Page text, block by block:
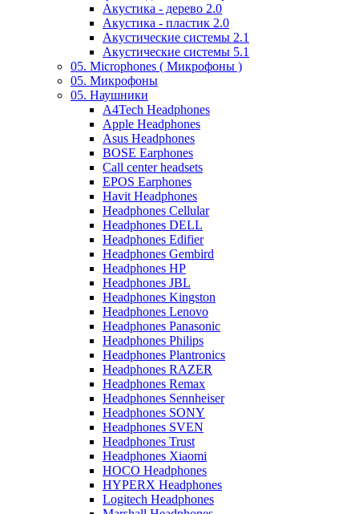
Акустика - дерево 2.0
Акустика - пластик 2.0
Акустические системы 2.1
Акустические системы 5.1
05. Microphones ( Микрофоны )
05. Микрофоны
05. Наушники
A4Tech Headphones
Apple Headphones
Asus Headphones
BOSE Earphones
Call center headsets
EPOS Earphones
Havit Headphones
Headphones Cellular
Headphones DELL
Headphones Edifier
Headphones Gembird
Headphones HP
Headphones JBL
Headphones Kingston
Headphones Lenovo
Headphones Panasonic
Headphones Philips
Headphones Plantronics
Headphones RAZER
Headphones Remax
Headphones Sennheiser
Headphones SONY
Headphones SVEN
Headphones Trust
Headphones Xiaomi
HOCO Headphones
HYPERX Headphones
Logitech Headphones